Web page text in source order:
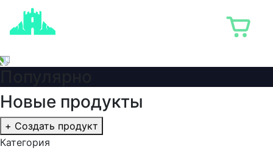
Новые продукты
+ Создать продукт
Категория